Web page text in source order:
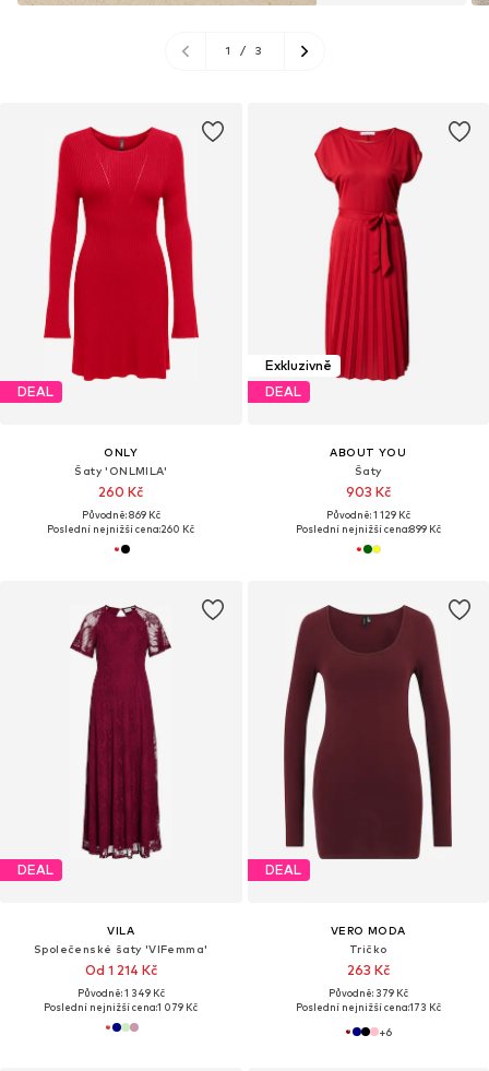
DEAL
ONLY
Šaty 'ONLMILA'
260 Kč
Původně: 869 Kč
Poslední nejnižší cena:260 Kč
Exkluzivně
DEAL
ABOUT YOU
Šaty
903 Kč
Původně: 1 129 Kč
Poslední nejnižší cena:899 Kč
DEAL
VILA
Společenské šaty 'VIFemma'
Od 1 214 Kč
Původně: 1 349 Kč
Poslední nejnižší cena:1 079 Kč
DEAL
VERO MODA
Tričko
263 Kč
Původně: 379 Kč
Poslední nejnižší cena:173 Kč
+6
1 / 3